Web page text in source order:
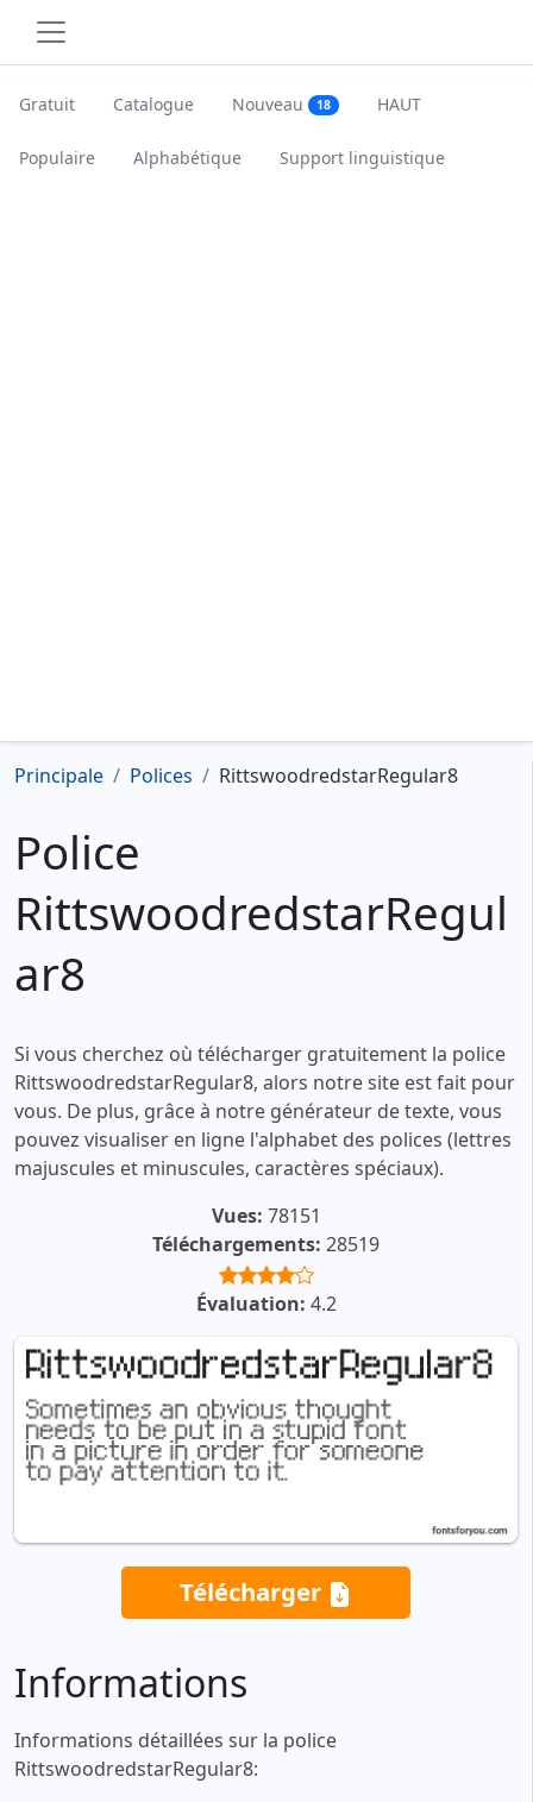
Gratuit Catalogue Nouveau 18 HAUT
Populaire Alphabétique Support linguistique
Principale Polices RittswoodredstarRegular8
Police
RittswoodredstarRegul
ar8
Si vous cherchez où télécharger gratuitement la police
RittswoodredstarRegular8, alors notre site est fait pour
vous. De plus, grâce à notre générateur de texte, vous
pouvez visualiser en ligne l'alphabet des polices (lettres
majuscules et minuscules, caractères spéciaux).
Vues: 78151
Téléchargements: 28519
Évaluation: 4.2
Télécharger
Informations
Informations détaillées sur la police
RittswoodredstarRegular8: